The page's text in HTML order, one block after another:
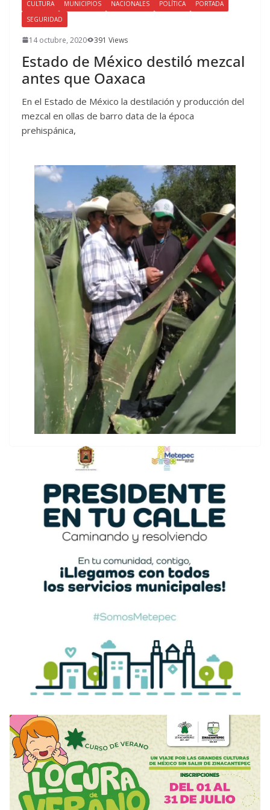
CULTURA MUNICIPIOS NACIONALES POLÍTICA
PORTADA
SEGURIDAD
14 octubre, 2020 391 Views
Estado de México destiló mezcal
antes que Oaxaca
En el Estado de México la destilación y producción del
mezcal en ollas de barro data de la época
prehispánica,